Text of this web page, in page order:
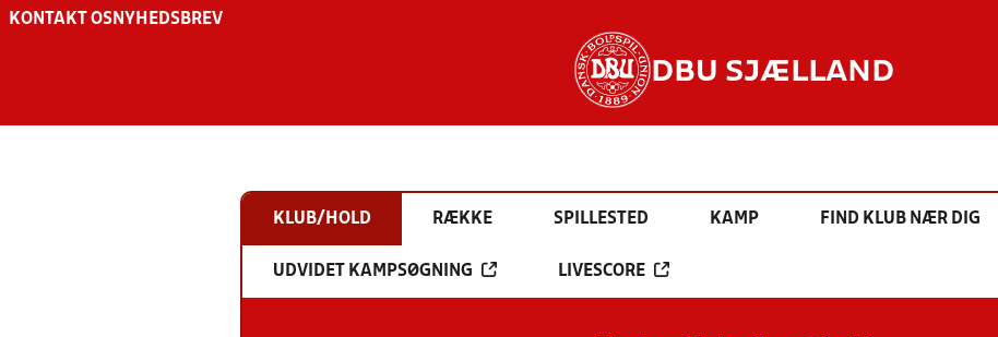
KONTAKT OS NYHEDSBREV
DBU SJÆLLAND
KLUB/HOLD RÆKKE SPILLESTED KAMP FIND KLUB NÆR DIG
UDVIDET KAMPSØGNING LIVESCORE